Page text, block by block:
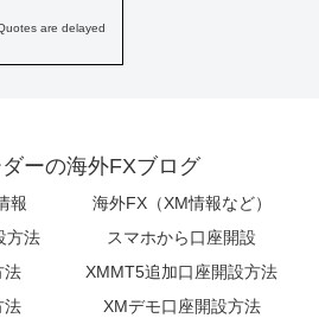
ーの海外FXブログ
報
海外FX（XM情報など）
方法
スマホから口座開設
法
XMMT5追加口座開設方法
法
XMデモ口座開設方法